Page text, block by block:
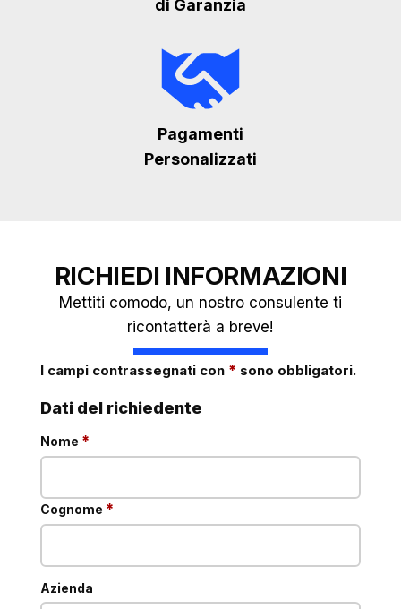
di Garanzia
Pagamenti
Personalizzati
RICHIEDI INFORMAZIONI
Mettiti comodo, un nostro consulente ti
ricontatterà a breve!
I campi contrassegnati con * sono obbligatori.
Dati del richiedente
Nome *obbligatorio
Cognome *obbligatorio
Azienda